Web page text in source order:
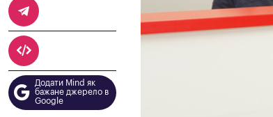
Додати Mind як
бажане джерело в
Google